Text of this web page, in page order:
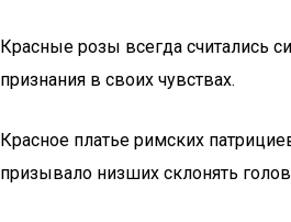
Красные розы всегда считались
признания в своих чувствах.
Красное платье римских
призывало низших склонять